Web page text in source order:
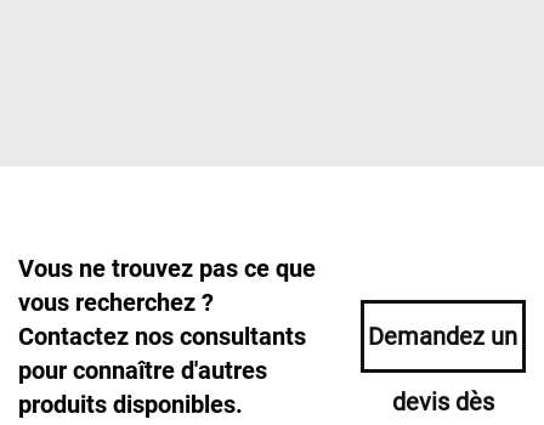
Vous ne trouvez pas ce que
vous recherchez ?
Contactez nos consultants
pour connaître d'autres
produits disponibles.
Demandez un
devis dès